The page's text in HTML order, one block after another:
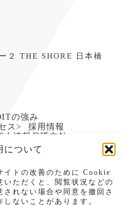
について
イトの改善のために Cookie
ただくと、閲覧状況などの
れない場合や同意を撤回さ
ないことがあります。
２ THE SHORE 日本橋
の強み
ス
採用情報
人情報保護方針
バルDXサービス
活用支援